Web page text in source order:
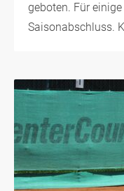
geboten. Für
Saisonabschluss.